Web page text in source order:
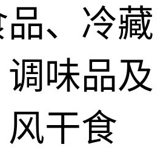
、冷藏
味品及
干食